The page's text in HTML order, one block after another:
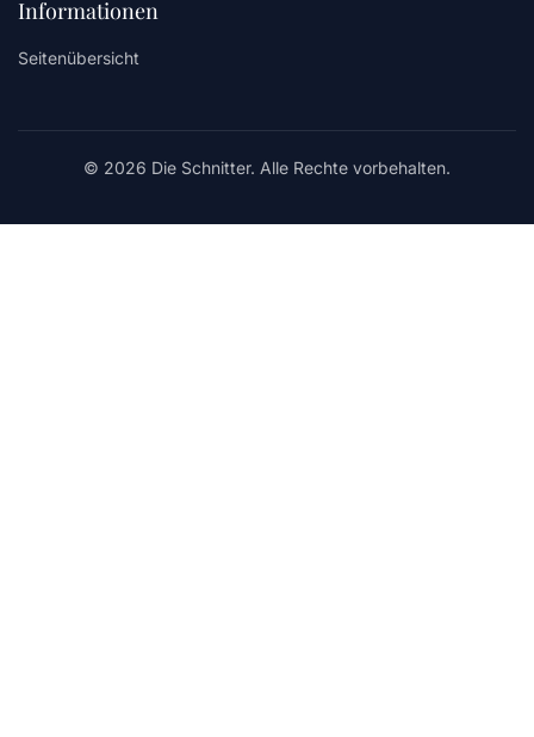
Informationen
Seitenübersicht
© 2026 Die Schnitter. Alle Rechte vorbehalten.